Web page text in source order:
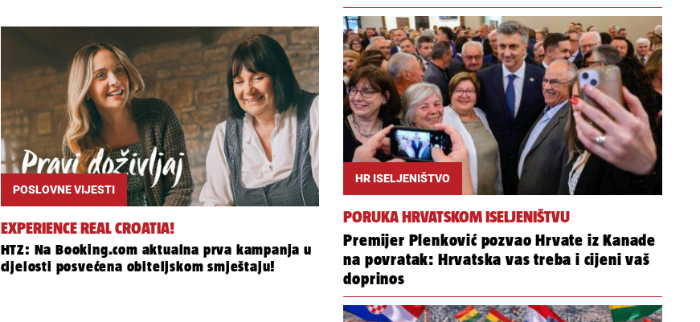
POSLOVNE VIJESTI
EXPERIENCE REAL CROATIA!
HTZ: Na Booking.com aktualna prva kampanja u
cijelosti posvećena obiteljskom smještaju!
HR ISELJENIŠTVO
PORUKA HRVATSKOM ISELJENIŠTVU
Premijer Plenković pozvao Hrvate iz Kanade
na povratak: Hrvatska vas treba i cijeni vaš
doprinos